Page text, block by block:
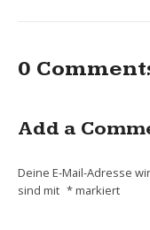
0
Add a
Deine E-Mail-Adresse
sind mit *markiert